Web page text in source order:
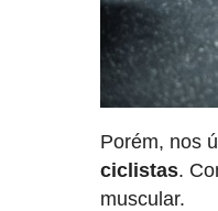
Porém, nos
ciclistas.
muscular.